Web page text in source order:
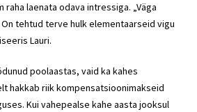
laenata odava intressiga. „Väga
tehtud terve hulk elementaarseid vigu
Lauri.
poolaastas, vaid ka kahes
hakkab riik kompensatsioonimakseid
Kui vahepealse kahe aasta jooksul